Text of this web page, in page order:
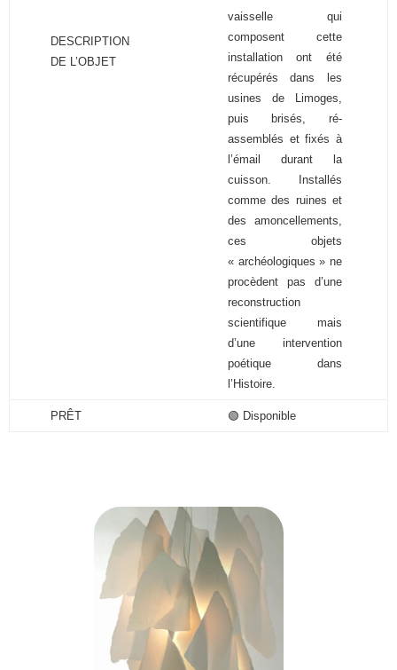
DESCRIPTION
DE L’OBJET
vaisselle qui
composent cette
installation ont été
récupérés dans les
usines de Limoges,
puis brisés, ré-
assemblés et fixés à
l’émail durant la
cuisson. Installés
comme des ruines et
des amoncellements,
ces objets
« archéologiques » ne
procèdent pas d’une
reconstruction
scientifique mais
d’une intervention
poétique dans
l’Histoire.
PRÊT 🟢 Disponible